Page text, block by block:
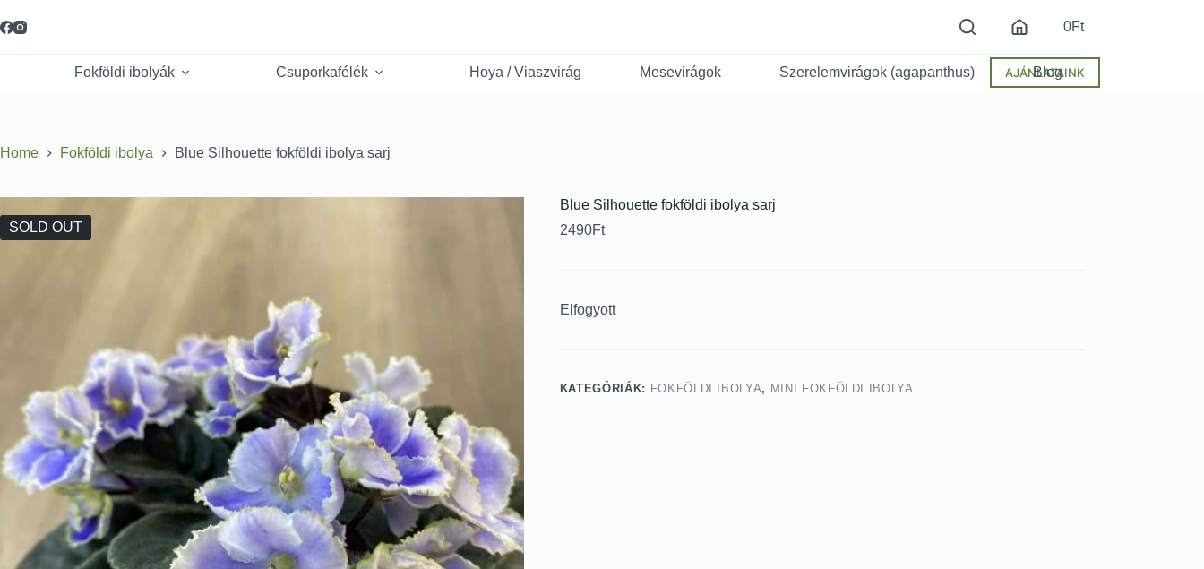
0Ft
Fokföldi ibolyák Csuporkafélék Hoya / Viaszvirág Mesevirágok Szerelemvirágok (agapanthus) Blog
AJÁNLATAINK
Home Fokföldi ibolya Blue Silhouette fokföldi ibolya sarj
SOLD OUT
Blue Silhouette fokföldi ibolya sarj
2490Ft
Elfogyott
KATEGÓRIÁK: FOKFÖLDI IBOLYA, MINI FOKFÖLDI IBOLYA